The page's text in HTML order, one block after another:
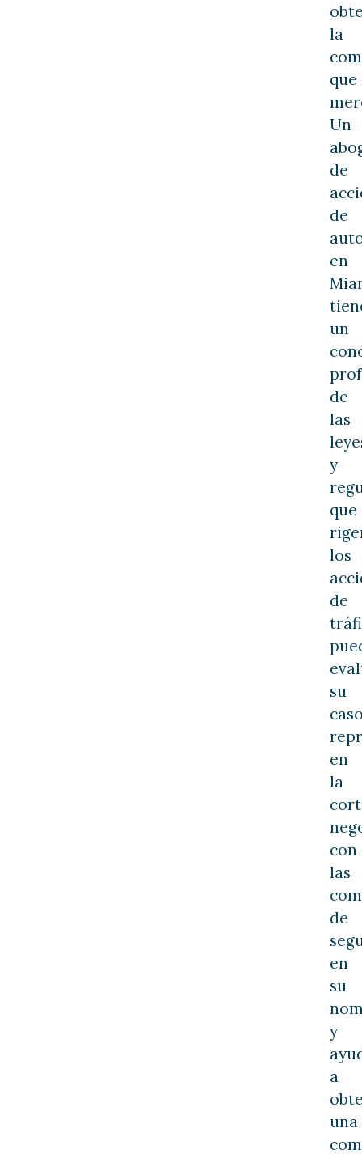
la
que
Un
de
de
en
un
de
las
y
que
los
de
su
en
la
con
las
de
en
su
y
a
una